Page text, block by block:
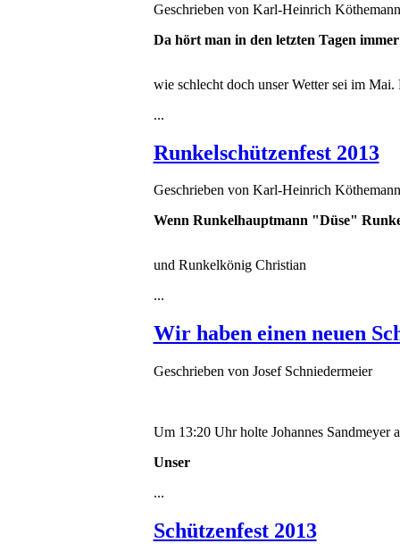
Geschrieben von Karl-Heinrich Köthemann
Da hört man in den letzten Tagen
wie schlecht doch unser Wetter sei im Mai.
...
Runkelschützenfest 2013
Geschrieben von Karl-Heinrich Köthemann
Wenn Runkelhauptmann "Düse"
und Runkelkönig Christian
...
Wir haben einen neuen
Geschrieben von Josef Schniedermeier
Um 13:20 Uhr holte Johannes Sandmeyer
Unser
...
Schützenfest 2013